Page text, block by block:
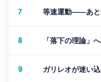
7 等速運動――あと
8 「落下の理論」
9 ガリレオが迷い